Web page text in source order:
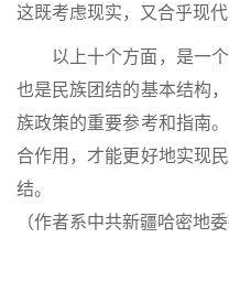
这既考虑现实，又合乎现
以上十个方面，是一
也是民族团结的基本结构
族政策的重要参考和指南
合作用，才能更好地实现
结。
（作者系中共新疆哈密地